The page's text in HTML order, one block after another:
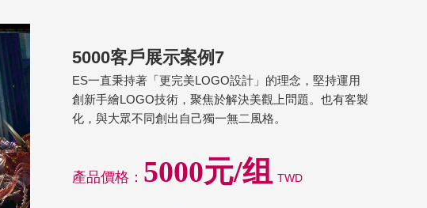
5000客戶展示案例7
ES一直秉持著「更完美LOGO設計」的理念，堅持運用
創新手繪LOGO技術，聚焦於解決美觀上問題。也有客製
化，與大眾不同創出自己獨一無二風格。
產品價格： 5000元/组 TWD